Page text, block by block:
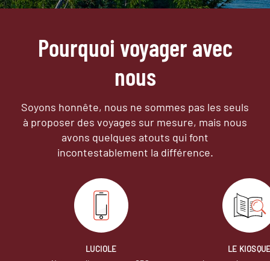
Pourquoi voyager avec
nous
Soyons honnête, nous ne sommes pas les seuls
à proposer des voyages sur mesure, mais nous
avons quelques atouts qui font
incontestablement la différence.
LUCIOLE
LE